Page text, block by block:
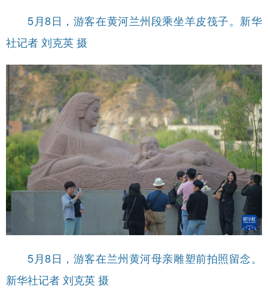
5月8日，游客在黄河兰州段乘坐羊皮筏子。新华
社记者 刘克英 摄
5月8日，游客在兰州黄河母亲雕塑前拍照留念。
新华社记者 刘克英 摄